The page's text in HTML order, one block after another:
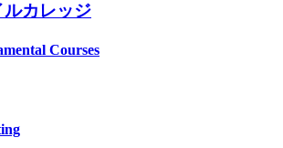
カレッジ
Courses